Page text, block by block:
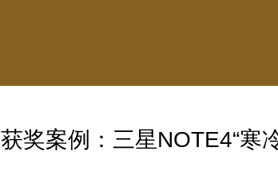
获奖案例：三星NOTE4“寒